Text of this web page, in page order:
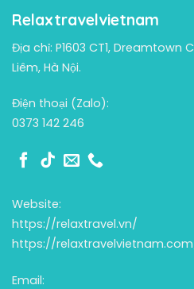
Relaxtravelvietnam
Địa chỉ: P1603 CT1, Dreamtown
Liêm, Hà Nội.
Điện thoại (Zalo):
0373 142 246
Website:
https://relaxtravel.vn/
https://
Email: